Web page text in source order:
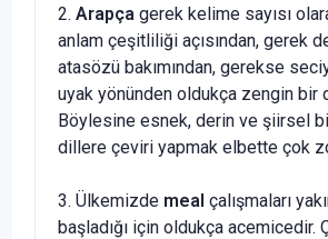
2. Arapça gerek kelime sayısı
anlam çeşitliliği açısından, gerek
atasözü bakımından, gerekse
uyak yönünden oldukça zengin bir
Böylesine esnek, derin ve şiirsel
dillere çeviri yapmak elbette çok
3. Ülkemizde meal çalışmaları
başladığı için oldukça acemicedir.